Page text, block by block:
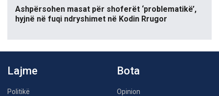
Ashpërsohen masat për shoferët ‘problematikë’,
hyjnë në fuqi ndryshimet në Kodin Rrugor
Lajme
Politikë
Bota
Opinion